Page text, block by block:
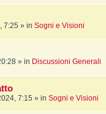
7:25 » in Sogni e Visioni
» in Discussioni Generali
7:15 » in Sogni e Visioni